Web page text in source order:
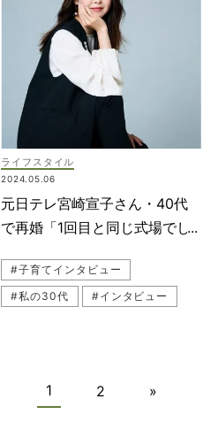
ライフスタイル
2024.05.06
元日テレ宮崎宣子さん・40代
で再婚「1回目と同じ式場でし
#子育てインタビュー
#私の30代
#インタビュー
1 2 »